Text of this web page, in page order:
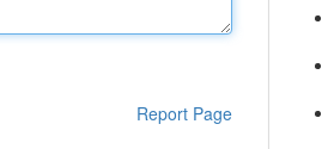
Report Page